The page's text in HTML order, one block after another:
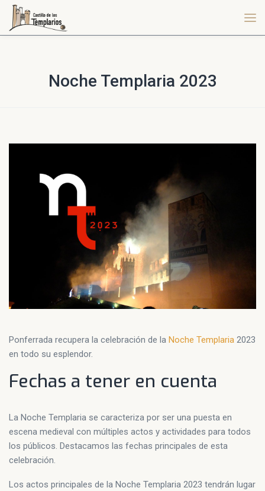
Noche Templaria 2023
Ponferrada recupera la celebración de la Noche Templaria 2023
en todo su esplendor.
Fechas a tener en cuenta
La Noche Templaria se caracteriza por ser una puesta en
escena medieval con múltiples actos y actividades para todos
los públicos. Destacamos las fechas principales de esta
celebración.
Los actos principales de la Noche Templaria 2023 tendrán lugar